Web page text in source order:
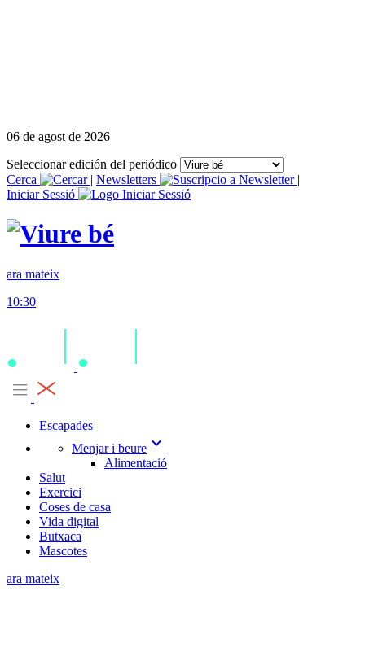
06 de agost de 2026
Seleccionar edición del periódico
Cerca
| Newsletters
|
Iniciar Sessió
ara mateix
10:30
Escapades
Menjar i beure expand_more
Alimentació
Salut
Exercici
Coses de casa
Vida digital
Butxaca
Mascotes
ara mateix